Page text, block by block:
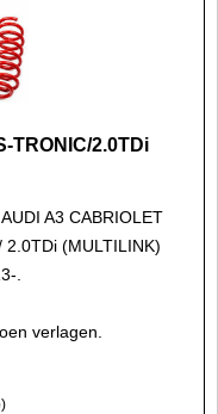
TRONIC/2.0TDi
A3 CABRIOLET
(MULTILINK)
.
verlagen.